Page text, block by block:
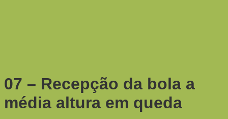
07 – Recepção da bola a
média altura em queda